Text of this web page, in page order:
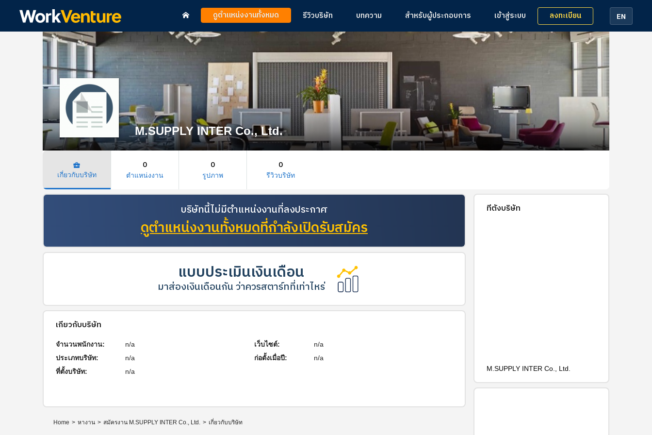
ดูตำแหน่งงานทั้งหมด รีวิวบริษัท บทความ สำหรับผู้ประกอบการ เข้าสู่ระบบ ลงทะเบียน EN
M.SUPPLY INTER Co., Ltd.
business_center
เกี่ยวกับบริษัท
0
ตำแหน่งงาน
0
รูปภาพ
0
รีวิวบริษัท
บริษัทนี้ไม่มีตำแหน่งงานที่ลงประกาศ
ดูตำแหน่งงานทั้งหมดที่กำลังเปิดรับสมัคร
แบบประเมินเงินเดือน
มาส่องเงินเดือนกัน ว่าควรสตาร์ทที่เท่าไหร่
เกี่ยวกับบริษัท
จำนวนพนักงาน:
n/a
ประเภทบริษัท:
n/a
ที่ตั้งบริษัท:
n/a
เว็บไซต์:
n/a
ก่อตั้งเมื่อปี:
n/a
Home > หางาน > สมัครงาน M.SUPPLY INTER Co., Ltd. > เกี่ยวกับบริษัท
ที่ตั้งบริษัท
M.SUPPLY INTER Co., Ltd.